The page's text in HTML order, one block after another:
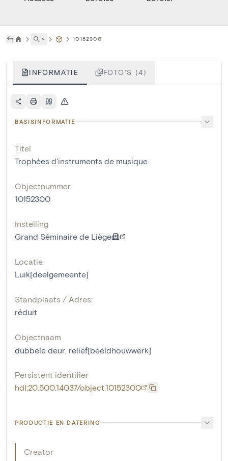
˅ 10152300
INFORMATIE FOTO'S (4)
BASISINFORMATIE
Titel
Trophées d'instruments de musique
Objectnummer
10152300
Instelling
Grand Séminaire de Liège
Locatie
Luik[deelgemeente]
Standplaats / Adres:
réduit
Objectnaam
dubbele deur reliëf[beeldhouwwerk]
Persistent identifier
hdl:20.500.14037/object.10152300
PRODUCTIE EN DATERING
Creator